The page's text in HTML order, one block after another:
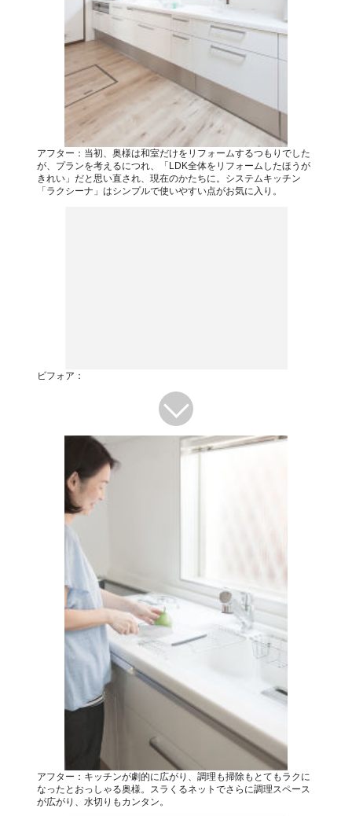
アフター：当初、奥様は和室だけをリフォームするつもりでした
が、プランを考えるにつれ、「LDK全体をリフォームしたほうが
きれい」だと思い直され、現在のかたちに。システムキッチン
「ラクシーナ」はシンプルで使いやすい点がお気に入り。
ビフォア：
アフター：キッチンが劇的に広がり、調理も掃除もとてもラクに
なったとおっしゃる奥様。スラくるネットでさらに調理スペース
が広がり、水切りもカンタン。